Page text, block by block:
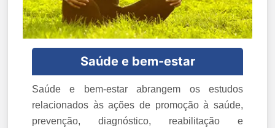
Saúde e bem-estar
Saúde e bem-estar abrangem os estudos
relacionados às ações de promoção à saúde,
prevenção, diagnóstico, reabilitação e